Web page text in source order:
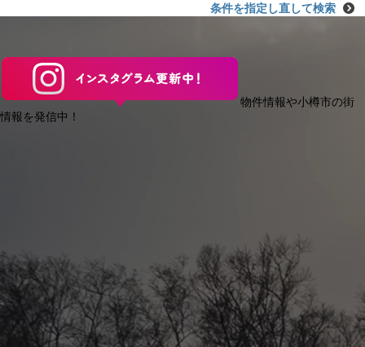
条件を指定し直して検索
物件情報や小樽市の街
情報を発信中！